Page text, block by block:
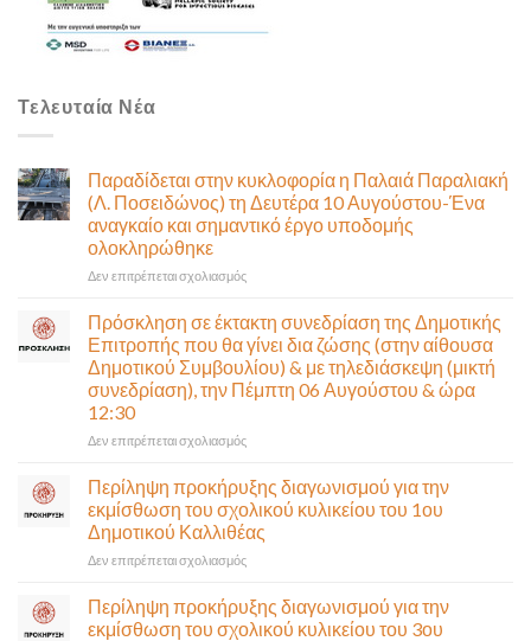
Τελευταία Νέα
Παραδίδεται στην κυκλοφορία η Παλαιά Παραλιακή
(Λ. Ποσειδώνος) τη Δευτέρα 10 Αυγούστου-Ένα
αναγκαίο και σημαντικό έργο υποδομής
ολοκληρώθηκε
Δεν επιτρέπεται σχολιασμόςστο
κυκλοφορία
η
Παλαιά
Παραλιακή
Ποσειδώνος)
10
Αυγούστου-
Ένα
αναγκαίο
σημαντικό
έργο
υποδομής
Πρόσκληση σε έκτακτη συνεδρίαση της Δημοτικής
Επιτροπής που θα γίνει δια ζώσης (στην αίθουσα
Δημοτικού Συμβουλίου) & με τηλεδιάσκεψη (μικτή
συνεδρίαση), την Πέμπτη 06 Αυγούστου & ώρα
12:30
Δεν επιτρέπεται σχολιασμόςστο
σε
έκτακτη
συνεδρίαση
της
Δημοτικής
που
θα
Περίληψη προκήρυξης διαγωνισμού για την
εκμίσθωση του σχολικού κυλικείου του 1ου
Δημοτικού Καλλιθέας
Δεν επιτρέπεται σχολιασμόςστο
προκήρυξης
διαγωνισμού
Περίληψη προκήρυξης διαγωνισμού για την
εκμίσθωση του σχολικού κυλικείου του 3ου